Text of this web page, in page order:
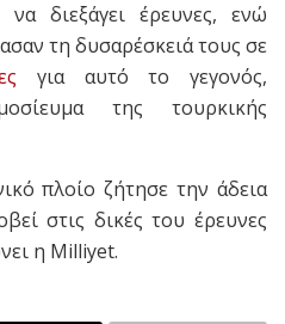
διεξάγει έρευνες, ενώ
τη δυσαρέσκειά τους σε
για αυτό το γεγονός,
της τουρκικής
πλοίο ζήτησε την άδεια
στις δικές του έρευνες
η Milliyet.